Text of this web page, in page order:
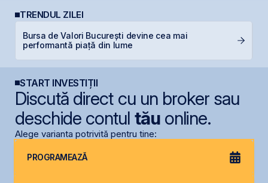
TRENDUL ZILEI
Bursa de Valori București devine cea mai
performantă piață din lume
START INVESTIȚII
Discută direct cu un broker sau
deschide contul tăuonline.
Alege varianta potrivită pentru tine:
PROGRAMEAZĂ